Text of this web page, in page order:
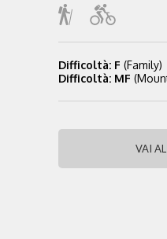
Difficoltà: F (Family)
Difficoltà: MF
VAI